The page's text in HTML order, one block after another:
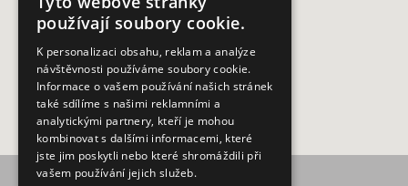
používají soubory cookie.
K personalizaci obsahu, reklam a analýze
návštěvnosti používáme soubory cookie.
Informace o vašem používání našich stránek
také sdílíme s našimi reklamními a
analytickými partnery, kteří je mohou
kombinovat s dalšími informacemi, které
jste jim poskytli nebo které shromáždili při
vašem používání jejich služeb.